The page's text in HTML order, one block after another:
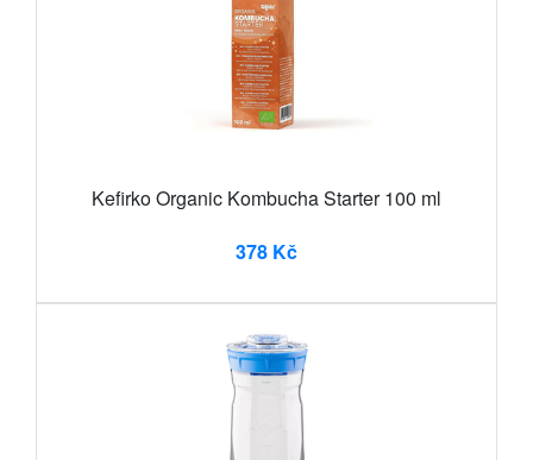
Kefirko Organic Kombucha Starter 100 ml
378 Kč